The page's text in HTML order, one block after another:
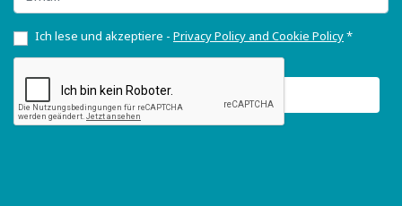
Ich lese und akzeptiere - Privacy Policy and Cookie Policy*